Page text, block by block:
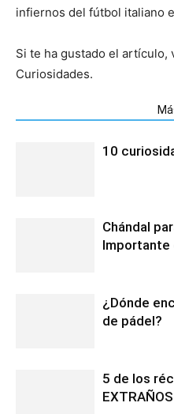
infiernos del fútbol italiano
Si te ha gustado el artículo,
Curiosidades.
10
Chándal
Importante
¿Dónde
de pádel?
5 de los